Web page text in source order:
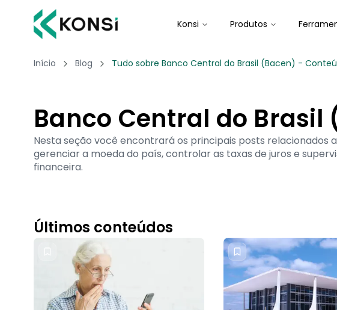
Konsi Produtos
Início Blog Tudo sobre Banco Central do Brasil (Bacen) -
Banco Central do Brasil
Nesta seção você encontrará os principais posts relacionados
gerenciar a moeda do país, controlar as taxas de juros e
financeira.
Últimos conteúdos